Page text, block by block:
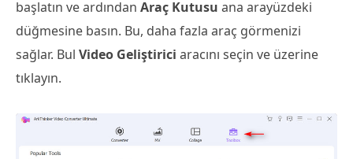
başlatın ve ardından Araç Kutusu ana arayüzdeki
düğmesine basın. Bu, daha fazla araç görmenizi
sağlar. Bul Video Geliştirici aracını seçin ve üzerine
tıklayın.